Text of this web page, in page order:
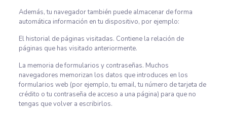
Además, tu navegador también puede almacenar de forma
automática información en tu dispositivo, por ejemplo:
El historial de páginas visitadas. Contiene la relación de
páginas que has visitado anteriormente.
La memoria de formularios y contraseñas. Muchos
navegadores memorizan los datos que introduces en los
formularios web (por ejemplo, tu email, tu número de tarjeta de
crédito o tu contraseña de acceso a una página) para que no
tengas que volver a escribirlos.